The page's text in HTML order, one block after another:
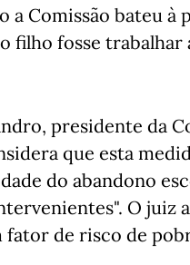
a Comissão bateu
filho fosse
presidente da
que esta
do abandono
O juiz
fator de risco de